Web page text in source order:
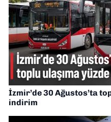
İzmir’de 30 Ağustos’ta
indirim